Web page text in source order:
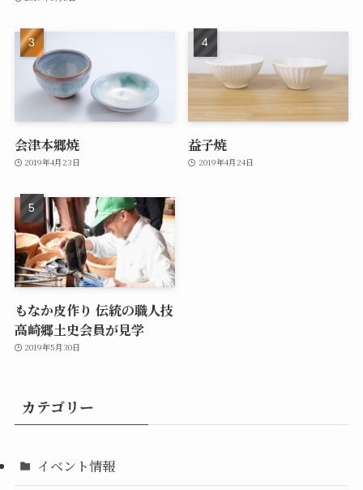
会津本郷焼
2019年4月23日
益子焼
2019年4月24日
もなか皮作り 伝統の職人技
高崎郷土史会員が見学
2019年5月30日
カテゴリー
イベント情報